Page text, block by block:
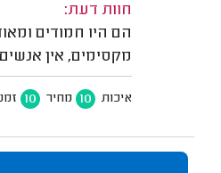
חוות דעת:
הם היו חמודים
מקסימים, אין
איכות 10 מחיר 10